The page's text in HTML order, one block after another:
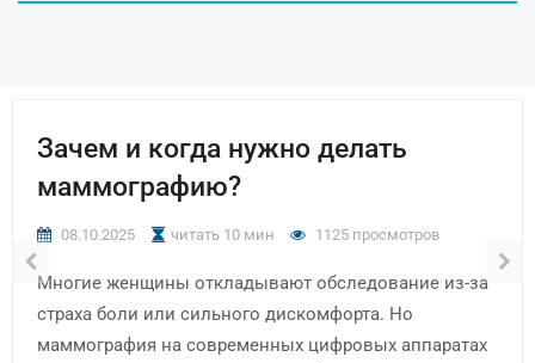
Зачем и когда нужно делать
маммографию?
08.10.2025 читать 10 мин 1125 просмотров
Многие женщины откладывают обследование из-за
страха боли или сильного дискомфорта. Но
маммография на современных цифровых аппаратах